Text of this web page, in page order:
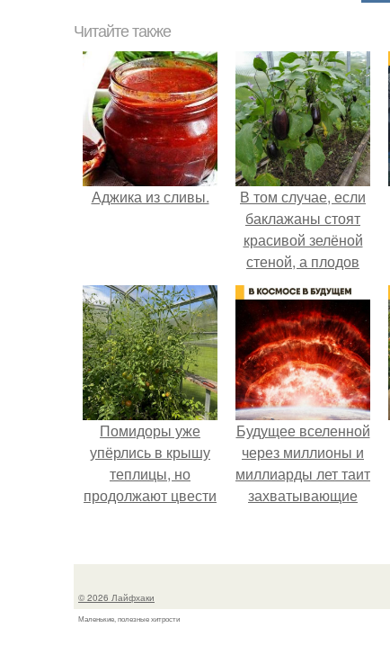
Читайте также
Аджика из сливы.
В том случае, если
баклажаны стоят
красивой зелёной
стеной, а плодов
радоваться тут
нечему.
Помидоры уже
упёрлись в крышу
теплицы, но
продолжают цвести
Будущее вселенной
через миллионы и
миллиарды лет таит
захватывающие
© 2026 Лайфхаки
Маленькие, полезные хитрости